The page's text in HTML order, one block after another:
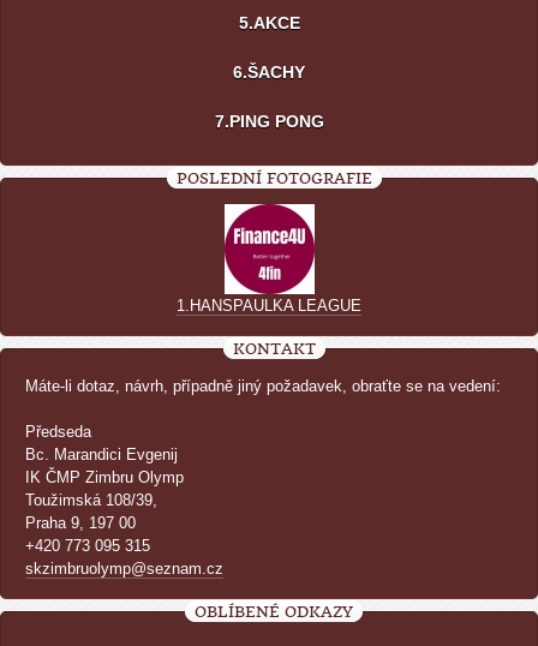
5.AKCE
6.ŠACHY
7.PING PONG
POSLEDNÍ FOTOGRAFIE
1.HANSPAULKA LEAGUE
KONTAKT
Máte-li dotaz, návrh, případně jiný požadavek, obraťte se na vedení:
Předseda
Bc. Marandici Evgenij
IK ČMP Zimbru Olymp
Toužimská 108/39,
Praha 9, 197 00
+420 773 095 315
skzimbruolymp@seznam.cz
OBLÍBENÉ ODKAZY